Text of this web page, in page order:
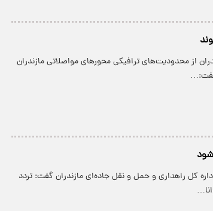
از محدودیت‌های ترافیکی محور‌های مواصلاتی مازندران
کل راهداری و حمل و نقل جاده‌ای مازندران گفت: تردد